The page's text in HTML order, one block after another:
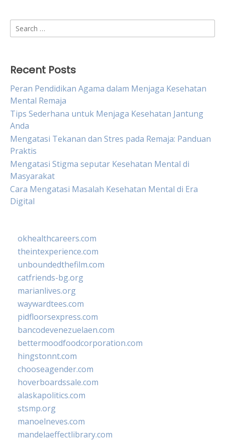
Search
for:
Recent Posts
Peran Pendidikan Agama dalam Menjaga Kesehatan
Mental Remaja
Tips Sederhana untuk Menjaga Kesehatan Jantung
Anda
Mengatasi Tekanan dan Stres pada Remaja: Panduan
Praktis
Mengatasi Stigma seputar Kesehatan Mental di
Masyarakat
Cara Mengatasi Masalah Kesehatan Mental di Era
Digital
okhealthcareers.com
theintexperience.com
unboundedthefilm.com
catfriends-bg.org
marianlives.org
waywardtees.com
pidfloorsexpress.com
bancodevenezuelaen.com
bettermoodfoodcorporation.com
hingstonnt.com
chooseagender.com
hoverboardssale.com
alaskapolitics.com
stsmp.org
manoelneves.com
mandelaeffectlibrary.com